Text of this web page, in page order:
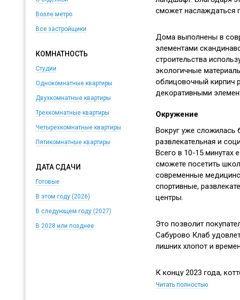
Возле метро
Все застройщики
КОМНАТНОСТЬ
Студии
Однокомнатные квартиры
Двухкомнатные квартиры
Трехкомнатные квартиры
Четырехкомнатные квартиры
Пятикомнатные квартиры
ДАТА СДАЧИ
Готовые
В этом году (2026)
В следующем году (2027)
В 2028 или позднее
сможет наслаждаться
Дома выполнены в
элементами
строительства
экологичные
облицовочный кирпич
декоративными
Окружение
Вокруг уже сложилась
развлекательная и
Всего в 10-15 минутах
сможете посетить
современные
спортивные,
центры.
Это позволит
Сабурово Клаб
лишних хлопот и
К концу 2023 года,
еще более
Читать полностью